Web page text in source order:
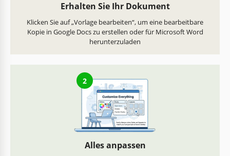
Erhalten Sie Ihr Dokument
Klicken Sie auf „Vorlage bearbeiten“, um eine bearbeitbare
Kopie in Google Docs zu erstellen oder für Microsoft Word
herunterzuladen
2
Alles anpassen